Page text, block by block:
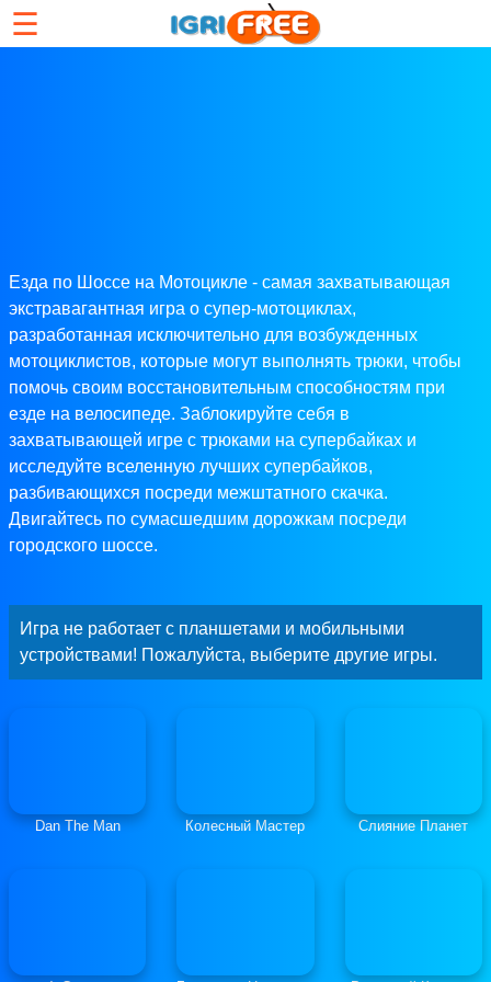
☰
Езда по Шоссе на Мотоцикле - самая захватывающая
экстравагантная игра о супер-мотоциклах,
разработанная исключительно для возбужденных
мотоциклистов, которые могут выполнять трюки, чтобы
помочь своим восстановительным способностям при
езде на велосипеде. Заблокируйте себя в
захватывающей игре с трюками на супербайках и
исследуйте вселенную лучших супербайков,
разбивающихся посреди межштатного скачка.
Двигайтесь по сумасшедшим дорожкам посреди
городского шоссе.
Игра не работает с планшетами и мобильными
устройствами! Пожалуйста, выберите другие игры.
Dan The Man Колесный Мастер Слияние Планет